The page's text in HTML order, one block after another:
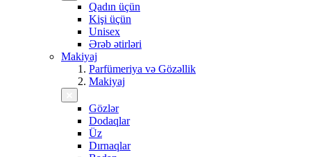
Qadın üçün
Kişi üçün
Unisex
Ərəb ətirləri
Makiyaj
Parfümeriya və Gözəllik
Makiyaj
Gözlər
Dodaqlar
Üz
Dırnaqlar